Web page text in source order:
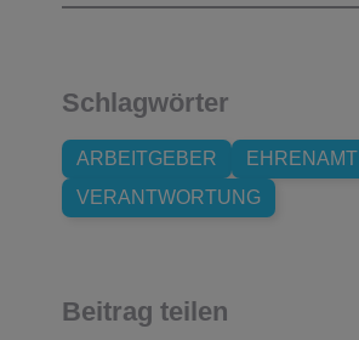
Schlagwörter
ARBEITGEBER
EHRENAMT
VERANTWORTUNG
Beitrag teilen